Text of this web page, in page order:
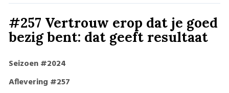
#257 Vertrouw erop dat je goed
bezig bent: dat geeft resultaat
Seizoen #2024
Aflevering #257